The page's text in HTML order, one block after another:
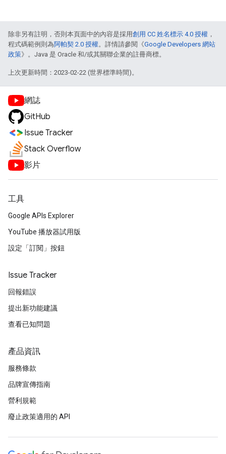
除非另有註明，否則本頁面中的內容是採用創用 CC 姓名標示 4.0 授權 ，
程式碼範例則為阿帕契 2.0 授權。詳情請參閱《Google Developers 網站
政策》。Java 是 Oracle 和/或其關聯企業的註冊商標。
上次更新時間：2023-02-22 (世界標準時間)。
網誌
GitHub
Issue Tracker
Stack Overflow
影片
工具
Google APIs Explorer
YouTube 播放器試用版
設定「訂閱」按鈕
Issue Tracker
回報錯誤
提出新功能建議
查看已知問題
產品資訊
服務條款
品牌宣傳指南
營利規範
廢止政策適用的 API